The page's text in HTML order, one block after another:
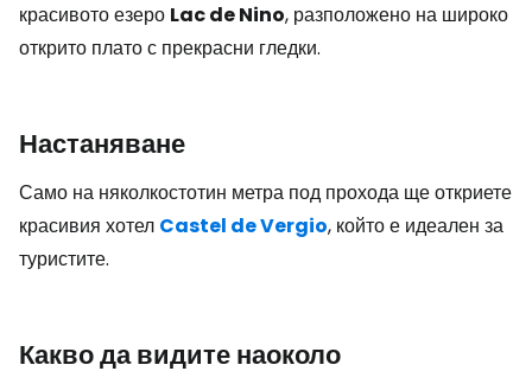
красивото езеро Lac de Nino, разположено на широко
открито плато с прекрасни гледки.
Настаняване
Само на няколкостотин метра под прохода ще откриете
красивия хотел Castel de Vergio, който е идеален за
туристите.
Какво да видите наоколо